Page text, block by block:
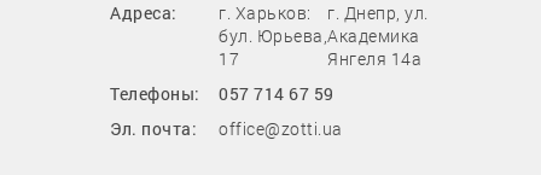
Адреса:
г. Харьков:
бул. Юрьева,
17
г. Днепр, ул.
Академика
Янгеля 14а
Телефоны:
057 714 67 59
Эл. почта:
office@zotti.ua